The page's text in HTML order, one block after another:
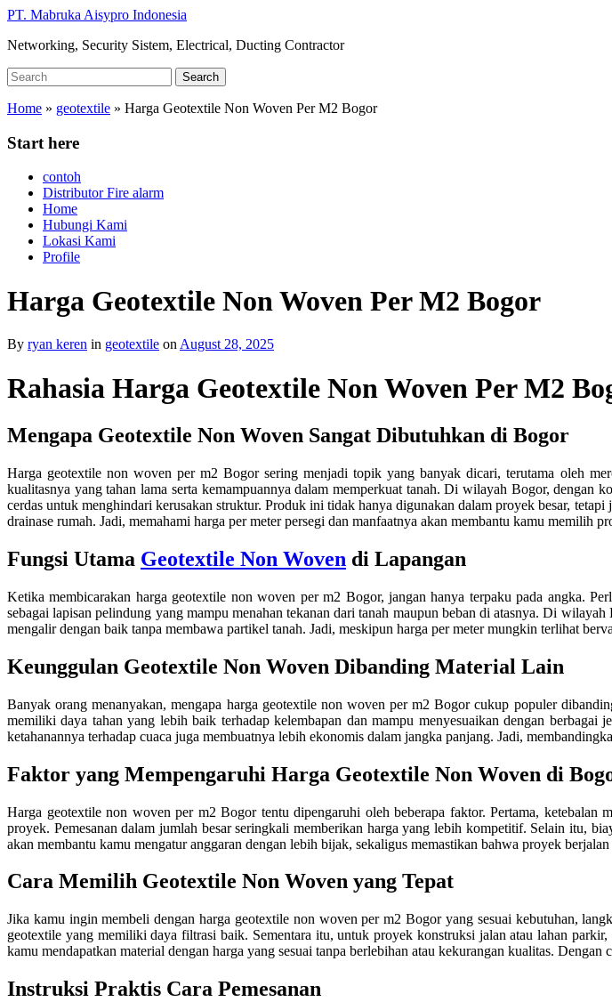
Skip
main
PT. Mabruka Aisypro Indonesia
Networking, Security Sistem, Electrical, Ducting Contractor
Search
for:
Search
Home » geotextile » Harga Geotextile Non Woven Per M2 Bogor
Start here
contoh
Distributor Fire alarm
Home
Hubungi Kami
Lokasi Kami
Profile
Harga Geotextile Non Woven Per M2 Bogor
By ryan keren in geotextile on August 28, 2025
Rahasia Harga Geotextile Non Woven Per M2
Mengapa Geotextile Non Woven Sangat Dibutuhkan di Bogor
Harga geotextile non woven per m2 Bogor sering menjadi topik yang banyak dicari, terutama oleh
kualitasnya yang tahan lama serta kemampuannya dalam memperkuat tanah. Di wilayah Bogor,
cerdas untuk menghindari kerusakan struktur. Produk ini tidak hanya digunakan dalam proyek besar,
drainase rumah. Jadi, memahami harga per meter persegi dan manfaatnya akan membantu kamu memilih
Fungsi Utama Geotextile Non Woven di Lapangan
Ketika membicarakan harga geotextile non woven per m2 Bogor, jangan hanya terpaku pada angka.
sebagai lapisan pelindung yang mampu menahan tekanan dari tanah maupun beban di atasnya. Di
mengalir dengan baik tanpa membawa partikel tanah. Jadi, meskipun harga per meter mungkin terlihat
Keunggulan Geotextile Non Woven Dibanding Material Lain
Banyak orang menanyakan, mengapa harga geotextile non woven per m2 Bogor cukup populer
memiliki daya tahan yang lebih baik terhadap kelembapan dan mampu menyesuaikan dengan
ketahanannya terhadap cuaca juga membuatnya lebih ekonomis dalam jangka panjang. Jadi,
Faktor yang Mempengaruhi Harga Geotextile Non Woven di
Harga geotextile non woven per m2 Bogor tentu dipengaruhi oleh beberapa faktor. Pertama,
proyek. Pemesanan dalam jumlah besar seringkali memberikan harga yang lebih kompetitif. Selain itu,
akan membantu kamu mengatur anggaran dengan lebih bijak, sekaligus memastikan bahwa proyek
Cara Memilih Geotextile Non Woven yang Tepat
Jika kamu ingin membeli dengan harga geotextile non woven per m2 Bogor yang sesuai kebutuhan,
geotextile yang memiliki daya filtrasi baik. Sementara itu, untuk proyek konstruksi jalan atau lahan
kamu mendapatkan material dengan harga yang sesuai tanpa berlebihan atau kekurangan kualitas.
Instruksi Praktis Cara Pemesanan